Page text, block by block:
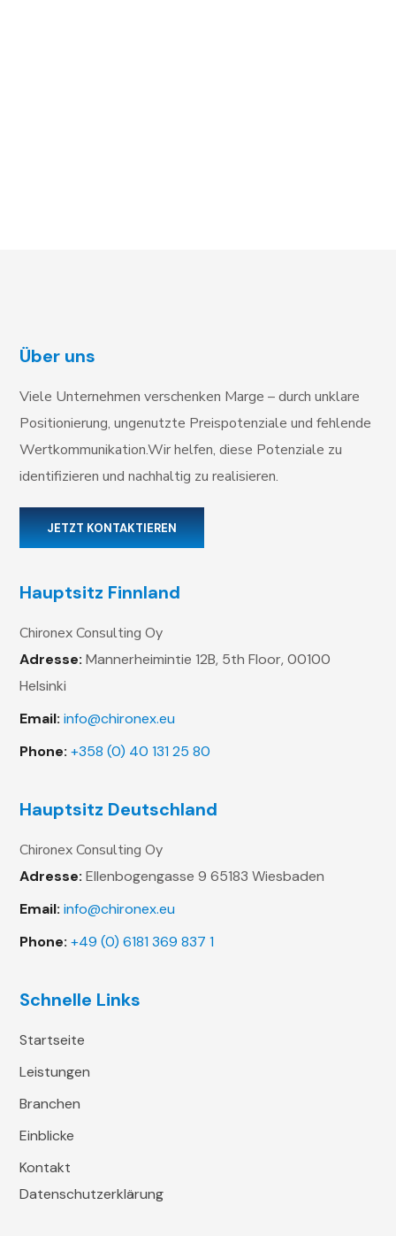
Über uns
Viele Unternehmen verschenken Marge – durch unklare
Positionierung, ungenutzte Preispotenziale und fehlende
Wertkommunikation.Wir helfen, diese Potenziale zu
identifizieren und nachhaltig zu realisieren.
JETZT KONTAKTIEREN
Hauptsitz Finnland
Chironex Consulting Oy
Adresse: Mannerheimintie 12B, 5th Floor,00100
Helsinki
Email: info@chironex.eu
Phone: +358 (0) 40 131 25 80
Hauptsitz Deutschland
Chironex Consulting Oy
Adresse: Ellenbogengasse 9 65183 Wiesbaden
Email: info@chironex.eu
Phone: +49 (0) 6181 369 837 1
Schnelle Links
Startseite
Leistungen
Branchen
Einblicke
Kontakt
Datenschutzerklärung